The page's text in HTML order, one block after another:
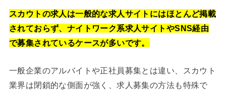
スカウトの求人は一般的な求人サイトにはほとんど掲載
されておらず、ナイトワーク系求人サイトやSNS経由
で募集されているケースが多いです。
一般企業のアルバイトや正社員募集とは違い、スカウト
業界は閉鎖的な側面が強く、求人募集の方法も特殊で